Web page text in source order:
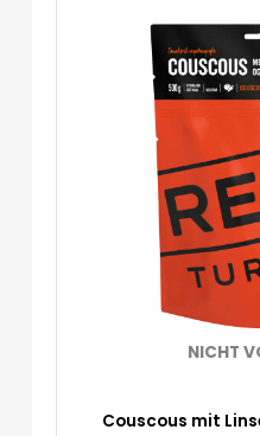
NICHT
Couscous mit